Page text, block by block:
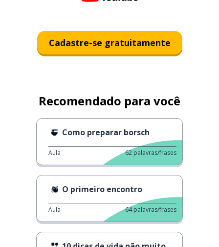
Cadastre-se gratuitamente
Recomendado para você
Como preparar borsch
Aula 62 palavras/frases
O primeiro encontro
Aula 64 palavras/frases